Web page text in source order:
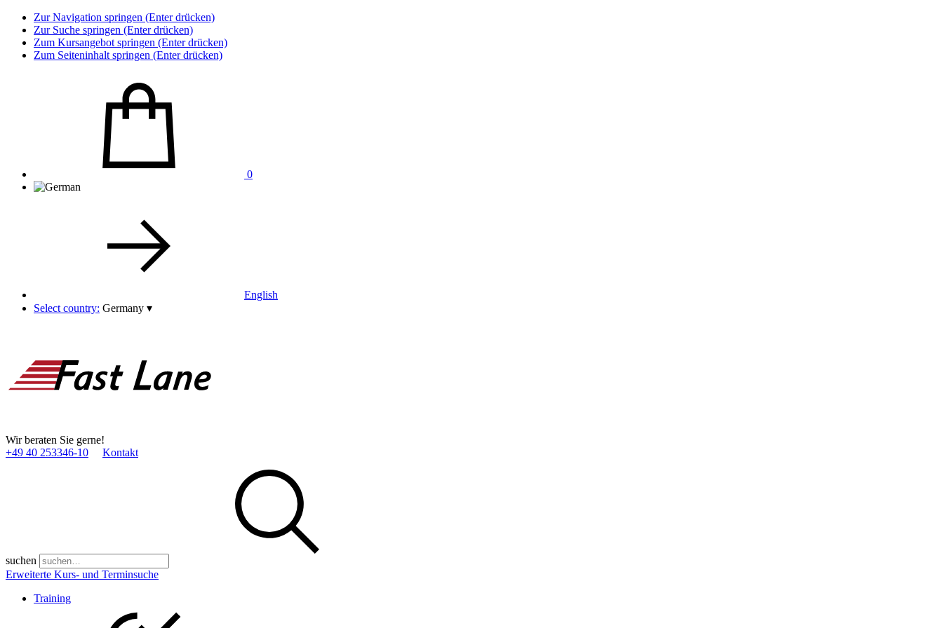
Zur Navigation springen (Enter drücken)
Zur Suche springen (Enter drücken)
Zum Kursangebot springen (Enter drücken)
Zum Seiteninhalt springen (Enter drücken)
0
English
Select country: Germany ▾
Wir beraten Sie gerne!
+49 40 253346­-10
Kontakt
suchen
Erweiterte Kurs- und Terminsuche
Training